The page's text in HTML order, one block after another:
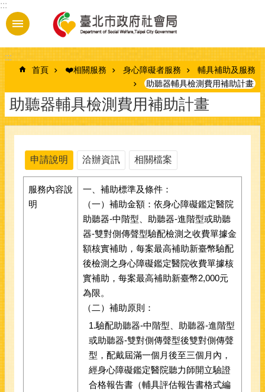
跳到主要內容區塊
:::
:::
首頁 ❤️相關服務 身心障礙者服務
輔具補助及服務
助聽器輔具檢測費用補助計畫
助聽器輔具檢測費用補助計畫
申請說明 洽辦資訊 相關檔案
服務內容說
明
一、補助標準及條件：
（一）補助金額：依身心障礙鑑定醫院
助聽器-中階型、助聽器-進階型或助聽
器-雙對側傳聲型驗配檢測之收費單據金
額核實補助，每案最高補助新臺幣驗配
後檢測之身心障礙鑑定醫院收費單據核
實補助，每案最高補助新臺幣2,000元
為限。
（二）補助原則：
1.驗配助聽器-中階型、助聽器-進階型
或助聽器-雙對側傳聲型後雙對側傳聲
型，配戴屆滿一個月後至三個月內，
經身心障礙鑑定醫院聽力師開立驗證
合格報告書（輔具評估報告書格式編